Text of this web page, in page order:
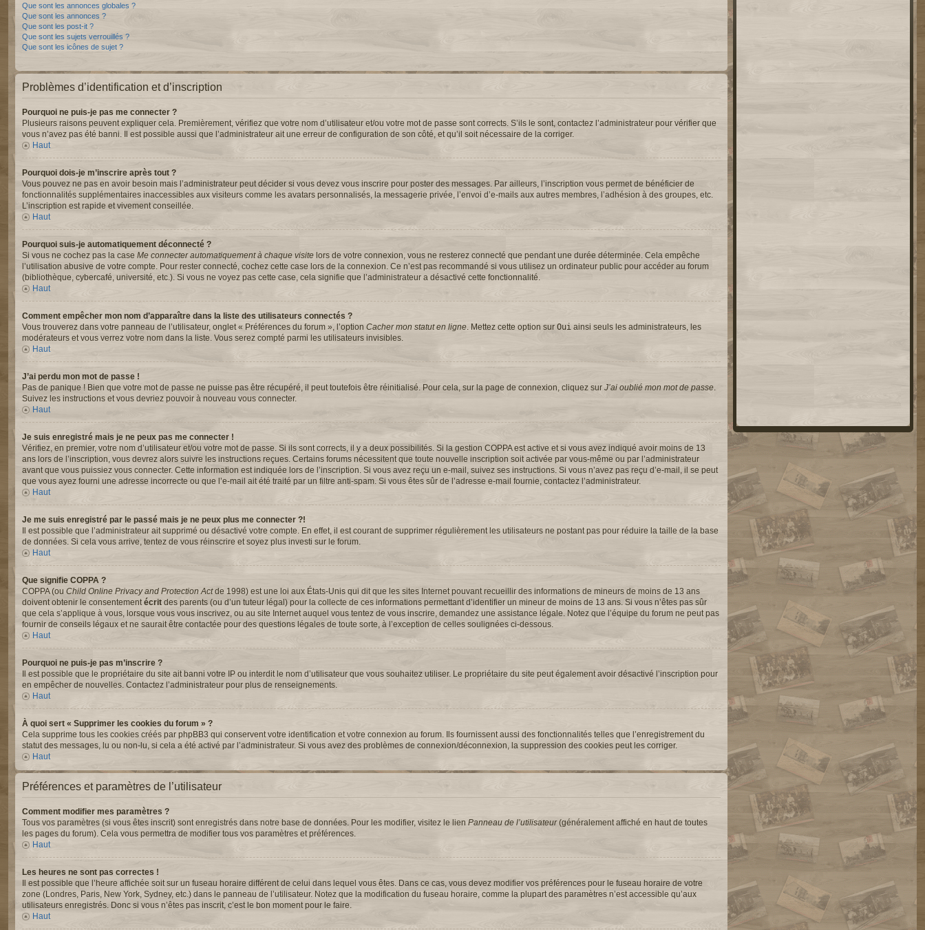
Que sont les annonces globales ?
Que sont les annonces ?
Que sont les post-it ?
Que sont les sujets verrouillés ?
Que sont les icônes de sujet ?
Problèmes d’identification et d’inscription
Pourquoi ne puis-je pas me connecter ?
Plusieurs raisons peuvent expliquer cela. Premièrement, vérifiez que votre nom d’utilisateur et/ou votre mot de passe sont corrects. S’ils le sont, contactez l’administrateur pour vérifier que
vous n’avez pas été banni. Il est possible aussi que l’administrateur ait une erreur de configuration de son côté, et qu’il soit nécessaire de la corriger.
Haut
Pourquoi dois-je m’inscrire après tout ?
Vous pouvez ne pas en avoir besoin mais l’administrateur peut décider si vous devez vous inscrire pour poster des messages. Par ailleurs, l’inscription vous permet de bénéficier de
fonctionnalités supplémentaires inaccessibles aux visiteurs comme les avatars personnalisés, la messagerie privée, l’envoi d’e-mails aux autres membres, l’adhésion à des groupes, etc.
L’inscription est rapide et vivement conseillée.
Haut
Pourquoi suis-je automatiquement déconnecté ?
Si vous ne cochez pas la case Me connecter automatiquement à chaque visite lors de votre connexion, vous ne resterez connecté que pendant une durée déterminée. Cela empêche
l’utilisation abusive de votre compte. Pour rester connecté, cochez cette case lors de la connexion. Ce n’est pas recommandé si vous utilisez un ordinateur public pour accéder au forum
(bibliothèque, cybercafé, université, etc.). Si vous ne voyez pas cette case, cela signifie que l’administrateur a désactivé cette fonctionnalité.
Haut
Comment empêcher mon nom d’apparaître dans la liste des utilisateurs connectés ?
Vous trouverez dans votre panneau de l’utilisateur, onglet « Préférences du forum », l’option Cacher mon statut en ligne . Mettez cette option sur Oui ainsi seuls les administrateurs, les
modérateurs et vous verrez votre nom dans la liste. Vous serez compté parmi les utilisateurs invisibles.
Haut
J’ai perdu mon mot de passe !
Pas de panique ! Bien que votre mot de passe ne puisse pas être récupéré, il peut toutefois être réinitialisé. Pour cela, sur la page de connexion, cliquez sur J’ai oublié mon mot de passe
Suivez les instructions et vous devriez pouvoir à nouveau vous connecter.
Haut
Je suis enregistré mais je ne peux pas me connecter !
Vérifiez, en premier, votre nom d’utilisateur et/ou votre mot de passe. Si ils sont corrects, il y a deux possibilités. Si la gestion COPPA est active et si vous avez indiqué avoir moins de 13
ans lors de l’inscription, vous devrez alors suivre les instructions reçues. Certains forums nécessitent que toute nouvelle inscription soit activée par vous-même ou par l’administrateur
avant que vous puissiez vous connecter. Cette information est indiquée lors de l’inscription. Si vous avez reçu un e-mail, suivez ses instructions. Si vous n’avez pas reçu d’e-mail, il se peut
que vous ayez fourni une adresse incorrecte ou que l’e-mail ait été traité par un filtre anti-spam. Si vous êtes sûr de l’adresse e-mail fournie, contactez l’administrateur.
Haut
Je me suis enregistré par le passé mais je ne peux plus me connecter ?!
Il est possible que l’administrateur ait supprimé ou désactivé votre compte. En effet, il est courant de supprimer régulièrement les utilisateurs ne postant pas pour réduire la taille de la base
de données. Si cela vous arrive, tentez de vous réinscrire et soyez plus investi sur le forum.
Haut
Que signifie COPPA ?
COPPA (ou Child Online Privacy and Protection Actde 1998) est une loi aux États-Unis qui dit que les sites Internet pouvant recueillir des informations de mineurs de moins de 13 ans
doivent obtenir le consentement écrit des parents (ou d’un tuteur légal) pour la collecte de ces informations permettant d’identifier un mineur de moins de 13 ans. Si vous n’êtes pas sûr
que cela s’applique à vous, lorsque vous vous inscrivez, ou au site Internet auquel vous tentez de vous inscrire, demandez une assistance légale. Notez que l’équipe du forum ne peut pas
fournir de conseils légaux et ne saurait être contactée pour des questions légales de toute sorte, à l’exception de celles soulignées ci-dessous.
Haut
Pourquoi ne puis-je pas m’inscrire ?
Il est possible que le propriétaire du site ait banni votre IP ou interdit le nom d’utilisateur que vous souhaitez utiliser. Le propriétaire du site peut également avoir désactivé l’inscription pour
en empêcher de nouvelles. Contactez l’administrateur pour plus de renseignements.
Haut
À quoi sert « Supprimer les cookies du forum » ?
Cela supprime tous les cookies créés par phpBB3 qui conservent votre identification et votre connexion au forum. Ils fournissent aussi des fonctionnalités telles que l’enregistrement du
statut des messages, lu ou non-lu, si cela a été activé par l’administrateur. Si vous avez des problèmes de connexion/déconnexion, la suppression des cookies peut les corriger.
Haut
Préférences et paramètres de l’utilisateur
Comment modifier mes paramètres ?
Tous vos paramètres (si vous êtes inscrit) sont enregistrés dans notre base de données. Pour les modifier, visitez le lien Panneau de l’utilisateur(généralement affiché en haut de toutes
les pages du forum). Cela vous permettra de modifier tous vos paramètres et préférences.
Haut
Les heures ne sont pas correctes !
Il est possible que l’heure affichée soit sur un fuseau horaire différent de celui dans lequel vous êtes. Dans ce cas, vous devez modifier vos préférences pour le fuseau horaire de votre
zone (Londres, Paris, New York, Sydney, etc.) dans le panneau de l’utilisateur. Notez que la modification du fuseau horaire, comme la plupart des paramètres n’est accessible qu’aux
utilisateurs enregistrés. Donc si vous n’êtes pas inscrit, c’est le bon moment pour le faire.
Haut